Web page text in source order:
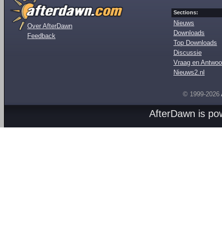
Over AfterDawn
Feedback
Sections:
Nieuws
Downloads
Top Downloads
Discussie
Vraag en
Nieuws2.nl
© 1999-2026
AfterDawn is